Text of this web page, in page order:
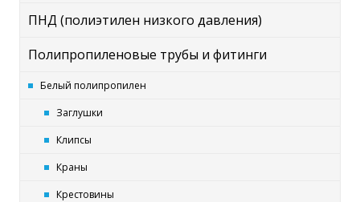
ПНД (полиэтилен низкого давления)
Полипропиленовые трубы и фитинги
Белый полипропилен
Заглушки
Клипсы
Краны
Крестовины